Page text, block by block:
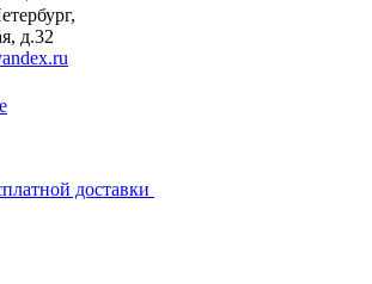
д.32
доставки